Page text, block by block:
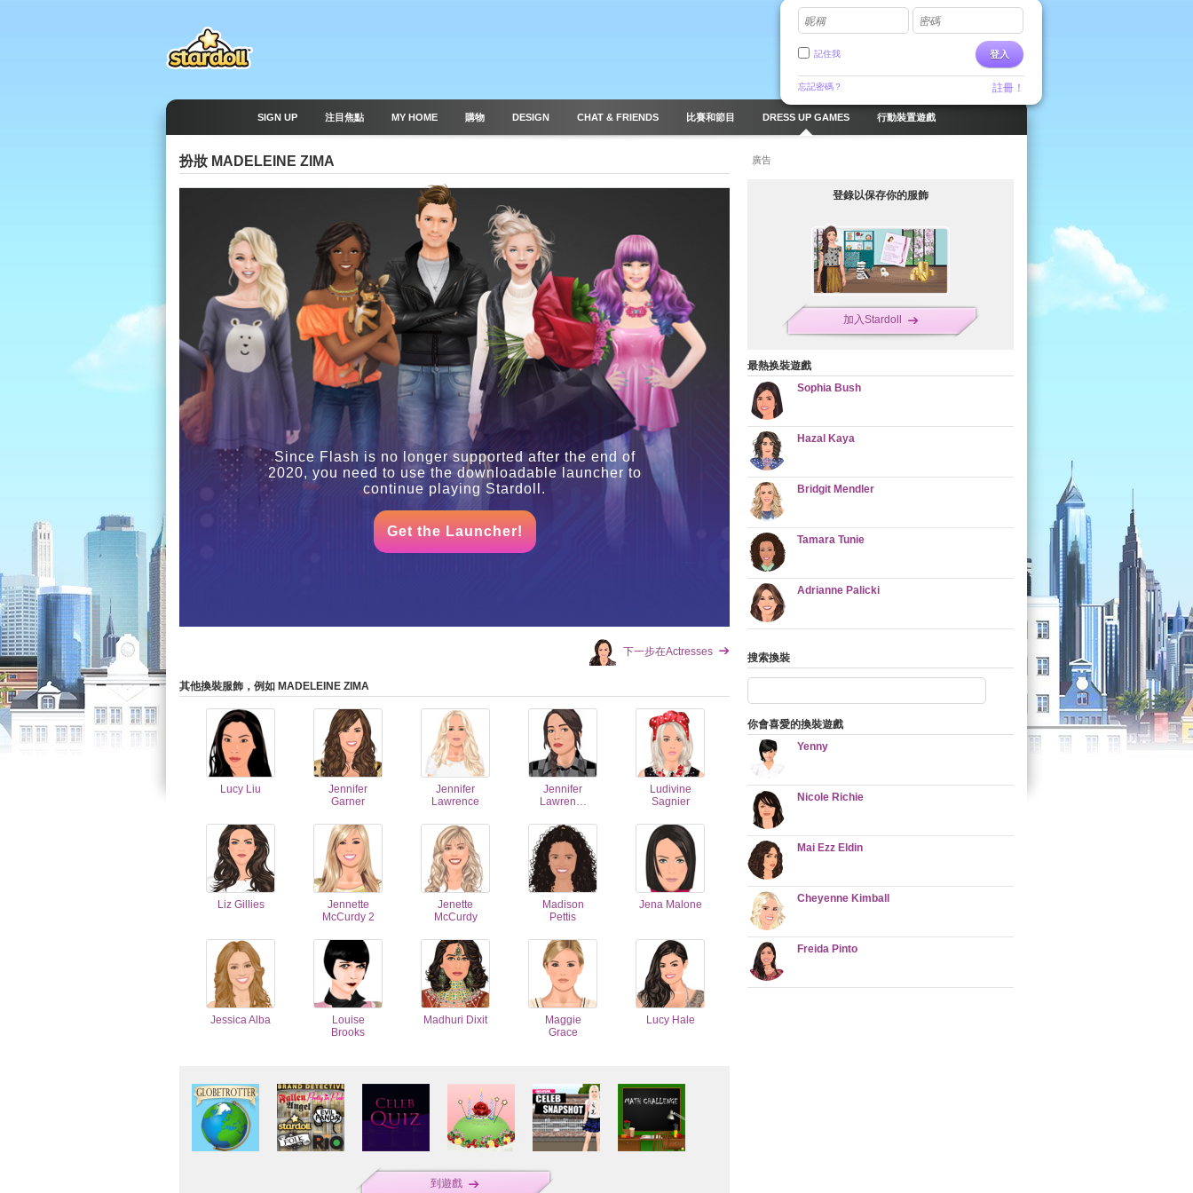
昵稱 密碼
登入
記住我
忘記密碼？ 註冊！
SIGN UP 注目焦點 MY HOME 購物 DESIGN CHAT & FRIENDS 比賽和節目 DRESS UP GAMES 行動裝置遊戲
扮妝 MADELEINE ZIMA
Since Flash is no longer supported after the end of
2020, you need to use the downloadable launcher to
continue playing Stardoll.
Get the Launcher!
下一步在Actresses
其他換裝服飾，例如 MADELEINE ZIMA
Lucy Liu
Jennifer
Garner
Jennifer
Lawrence
Jennifer
Lawren…
Ludivine
Sagnier
Liz Gillies
Jennette
McCurdy 2
Jenette
McCurdy
Madison
Pettis
Jena Malone
Jessica Alba
Louise
Brooks
Madhuri Dixit
Maggie
Grace
Lucy Hale
到遊戲
廣告
登錄以保存你的服飾
加入Stardoll
最熱换裝遊戲
Sophia Bush
Hazal Kaya
Bridgit Mendler
Tamara Tunie
Adrianne Palicki
搜索換裝
你會喜愛的換裝遊戲
Yenny
Nicole Richie
Mai Ezz Eldin
Cheyenne Kimball
Freida Pinto